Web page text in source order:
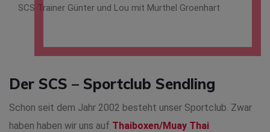
SCS Trainer Günter und Lou mit Murthel Groenhart
Der SCS – Sportclub Sendling
Schon seit dem Jahr 2002 besteht unser Sportclub. Zwar
haben haben wir uns auf Thaiboxen/Muay Thai